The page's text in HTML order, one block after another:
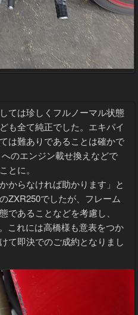
ては珍しくフルノーマル状態
も全て純正でした。エキパイ
は難ありであることは確かで
のエンジン載せ換えなどで
とに。
からなければ助かります」と
ZXR250でしたが、フレーム
であることなどを考慮し、
これには高橋様も意表をつか
て即決でのご成約となりまし